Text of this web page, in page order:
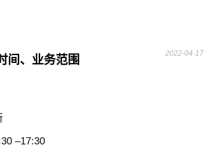
间、业务范围 2022-04-17
–17:30